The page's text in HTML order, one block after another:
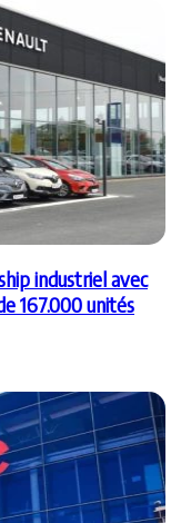
industriel avec
167.000 unités